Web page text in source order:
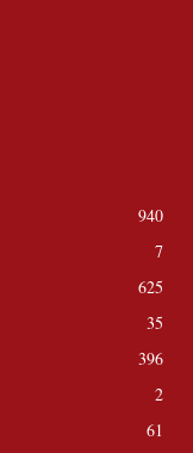
940
7
625
35
396
2
61